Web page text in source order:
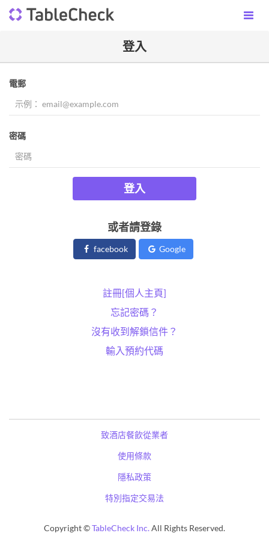
登入
電郵
密碼
登入
或者請登錄
facebook Google
註冊[個人主頁]
忘記密碼？
沒有收到解鎖信件？
輸入預約代碼
致酒店餐飲從業者
使用條款
隱私政策
特別指定交易法
Copyright ©TableCheck Inc.All Rights Reserved.